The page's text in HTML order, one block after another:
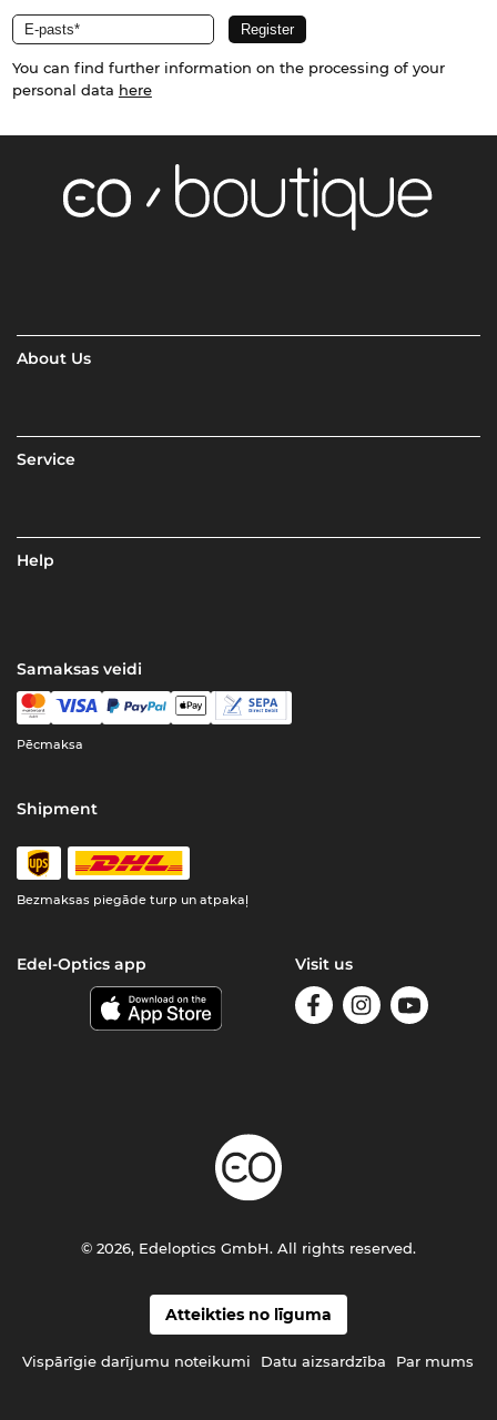
You can find further information on the processing of your
personal data here
About Us
Service
Help
Samaksas veidi
Pēcmaksa
Shipment
Bezmaksas piegāde turp un atpakaļ
Edel-Optics app Visit us
Atteikties no līguma
Vispārīgie darījumu noteikumi Datu aizsardzība Par mums
© 2026, Edeloptics GmbH. All rights reserved.